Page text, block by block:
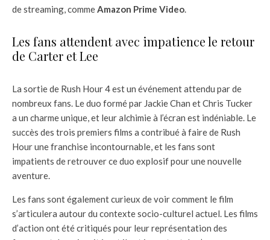
de streaming, comme Amazon Prime Video
Les fans attendent avec impatience le retour
de Carter et Lee
La sortie de Rush Hour 4 est un événement attendu par de
nombreux fans. Le duo formé par Jackie Chan et Chris Tucker
a un charme unique, et leur alchimie à l’écran est indéniable. Le
succès des trois premiers films a contribué à faire de Rush
Hour une franchise incontournable, et les fans sont
impatients de retrouver ce duo explosif pour une nouvelle
aventure.
Les fans sont également curieux de voir comment le film
s’articulera autour du contexte socio-culturel actuel. Les films
d’action ont été critiqués pour leur représentation des